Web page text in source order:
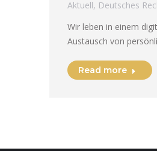
Aktuell, Deutsches
Wir leben in einem
Austausch von
Read more